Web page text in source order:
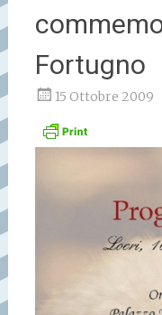
Fortugno
15 Ottobre 2009